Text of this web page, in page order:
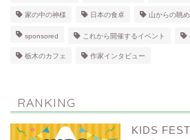
家の中の神様 日本の食卓 山からの眺め
sponsored これから開催するイベント
栃木のカフェ 作家インタビュー
RANKING
KIDS